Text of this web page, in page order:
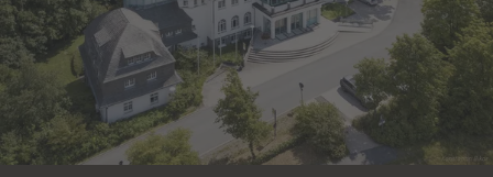
Stadtwerke
Wirtschaftsförderung
Stadtmarketing
Willkommen in
Winterberg!
Bildung & Soziales Bürger & Service